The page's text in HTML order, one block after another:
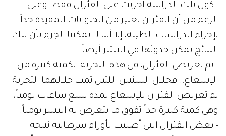
- كون تلك الدراسة أجريت على الفئران فقط، وعلى
الرغم من أن الفئران تعتبر من الحيوانات المفيدة جداً
لإجراء الدراسات الطبية، إلا أننا لا يمكننا الجزم بأن تلك
النتائج يمكن حدوثها في البشر أيضاً.
- تم تعريض الفئران، في هذه التجربة، لكمية كبيرة من
الإشعاع.. فخلال السنتين اللتين تمت خلالهما التجربة
تم تعريض الفئران للإشعاع لمدة تسع ساعات يومياً،
وهي كمية كبيرة جداً تفوق ما يتعرض له البشر يومياً.
- بعض الفئران التي أصيبت بأورام سرطانية نتيجة